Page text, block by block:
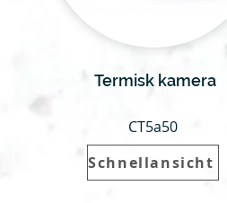
Termisk kamera
CT5a50
Schnellansicht